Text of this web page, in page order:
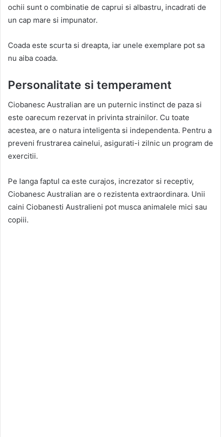
ochii sunt o combinatie de caprui si albastru, incadrati de
un cap mare si impunator.
Coada este scurta si dreapta, iar unele exemplare pot sa
nu aiba coada.
Personalitate si temperament
Ciobanesc Australian are un puternic instinct de paza si
este oarecum rezervat in privinta strainilor. Cu toate
acestea, are o natura inteligenta si independenta. Pentru a
preveni frustrarea cainelui, asigurati-i zilnic un program de
exercitii.
Pe langa faptul ca este curajos, increzator si receptiv,
Ciobanesc Australian are o rezistenta extraordinara. Unii
caini Ciobanesti Australieni pot musca animalele mici sau
copiii.